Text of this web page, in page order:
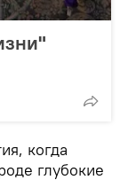
когда
глубокие